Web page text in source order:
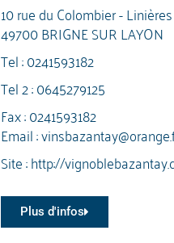
10 rue du Colombier - Linières
49700 BRIGNE SUR LAYON
Tel :0241593182
Tel 2 :0645279125
Fax : 0241593182
Email :
Site :http://
Plus d'infos